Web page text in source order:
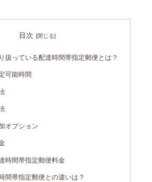
目次
扱っている配達時間帯指定郵便とは？
可能時間
オプション
時間帯指定郵便料金
間帯指定郵便との違いは？